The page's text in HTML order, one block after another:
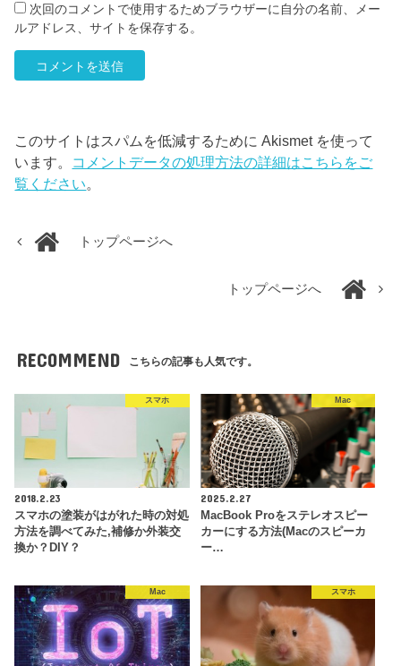
次回のコメントで使用するためブラウザーに自分の名前、メー
ルアドレス、サイトを保存する。
このサイトはスパムを低減するために Akismet を使って
います。 コメントデータの処理方法の詳細はこちらをご
覧ください。
トップページへ
トップページへ
RECOMMEND こちらの記事も人気です。
スマホ
2018.2.23
スマホの塗装がはがれた時の対処
方法を調べてみた,補修か外装交
換か？DIY？
Mac
2025.2.27
MacBook Proをステレオスピー
カーにする方法(Macのスピーカ
ー…
Mac スマホ